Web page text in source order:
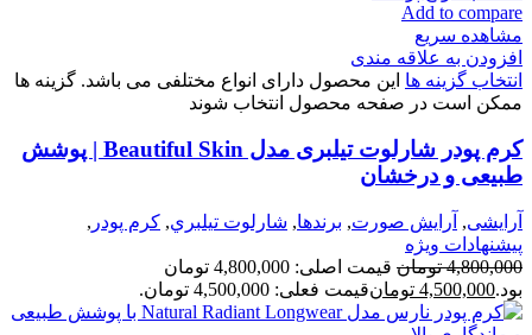
Add to compare
مشاهده سریع
افزودن به علاقه مندی
انتخاب گزینه ها این محصول دارای انواع مختلفی می باشد. گزینه ها
ممکن است در صفحه محصول انتخاب شوند
کرم پودر شارلوت تیلبری مدل Beautiful Skin | پوشش
طبیعی و درخشان
آرایشی, آرايش صورت, برندها, شارلوت تيلبري, كرم پودر ,
پیشنهادات ویژه
4,800,000 تومان
قیمت اصلی: 4,800,000 تومان
بود.4,500,000 تومانقیمت فعلی: 4,500,000 تومان.